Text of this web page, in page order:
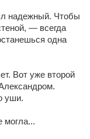
надежный. Чтобы
— всегда
одна
Вот уже второй
уши.